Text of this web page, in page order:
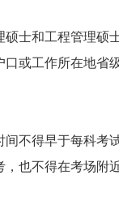
士和工程管理硕
或工作所在地省
不得早于每科考
也不得在考场附